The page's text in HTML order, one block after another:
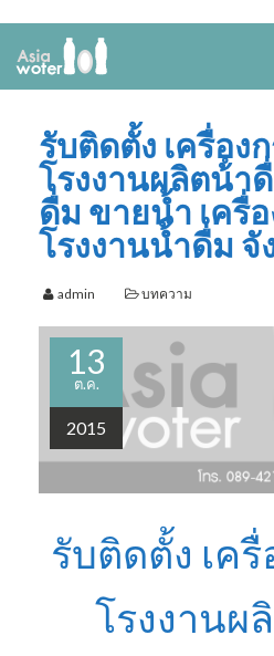
รับติดตั้ง เครื่อง
โรงงานผลิตน้ํา
ดื่ม ขายน้ำ เครื่
โรงงานน้ำดื่ม
admin บทความ
13
ต.ค.
2015
รับติดตั้ง เค
โรงงานผ